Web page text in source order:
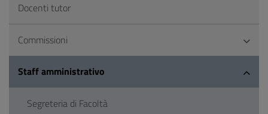
Docenti tutor
Commissioni
Staff amministrativo
Segreteria di Facoltà